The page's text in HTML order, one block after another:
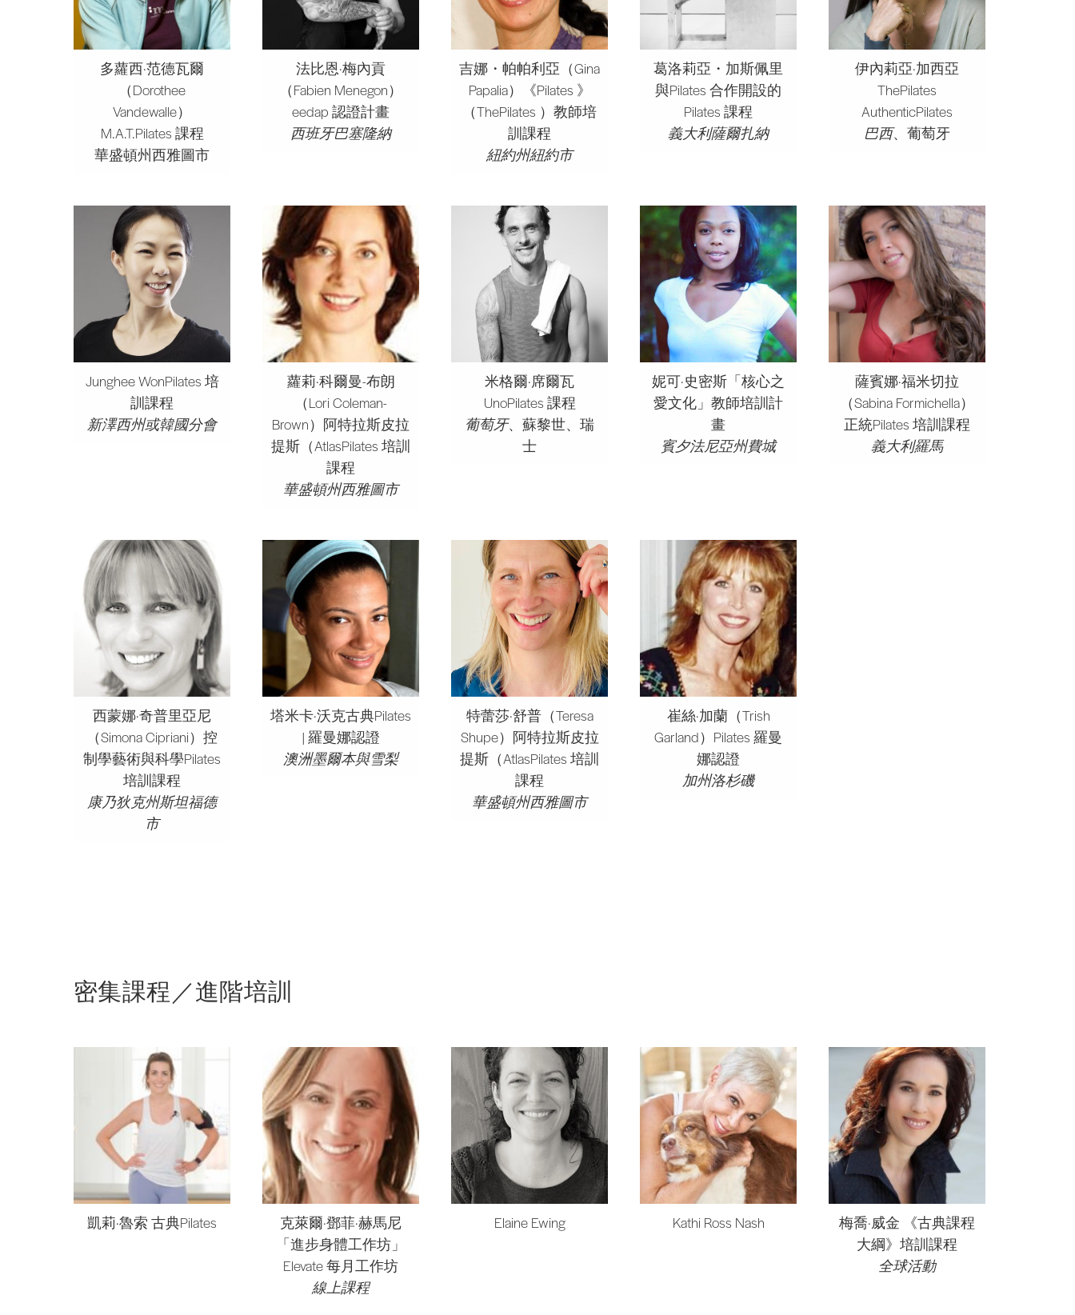
多蘿西·范德瓦爾
（Dorothee
Vandewalle）
M.A.T.Pilates 課程
華盛頓州西雅圖市
法比恩·梅內貢
（Fabien Menegon）
eedap 認證計畫
西班牙巴塞隆納
吉娜・帕帕利亞（Gina
Papalia）《Pilates 》
（ThePilates ）教師培
訓課程
紐約州紐約市
葛洛莉亞・加斯佩里
與Pilates 合作開設的
Pilates 課程
義大利薩爾扎納
伊內莉亞·加西亞
ThePilates
AuthenticPilates
巴西、葡萄牙
Junghee WonPilates 培
訓課程
新澤西州或韓國分會
蘿莉·科爾曼-布朗
（Lori Coleman-
Brown）阿特拉斯皮拉
提斯（AtlasPilates 培訓
課程
華盛頓州西雅圖市
米格爾·席爾瓦
UnoPilates 課程
葡萄牙、蘇黎世、瑞
士
妮可·史密斯「核心之
愛文化」教師培訓計
畫
賓夕法尼亞州費城
薩賓娜·福米切拉
（Sabina Formichella）
正統Pilates 培訓課程
義大利羅馬
西蒙娜·奇普里亞尼
（Simona Cipriani）控
制學藝術與科學Pilates
培訓課程
康乃狄克州斯坦福德
市
塔米卡·沃克古典Pilates
| 羅曼娜認證
澳洲墨爾本與雪梨
特蕾莎·舒普（Teresa
Shupe）阿特拉斯皮拉
提斯（AtlasPilates 培訓
課程
華盛頓州西雅圖市
崔絲·加蘭（Trish
Garland）Pilates 羅曼
娜認證
加州洛杉磯
密集課程／進階培訓
凱莉·魯索 古典Pilates
克萊爾·鄧菲·赫馬尼
「進步身體工作坊」
Elevate 每月工作坊
線上課程
Elaine Ewing Kathi Ross Nash
梅喬·威金 《古典課程
大綱》培訓課程
全球活動